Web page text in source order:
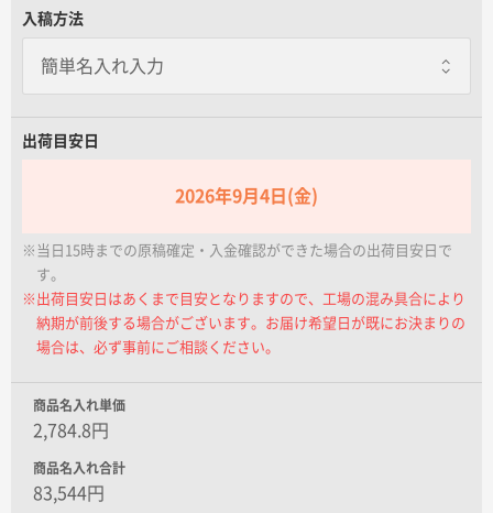
包装紙で包んだ後に外のしをします
入稿方法
出荷目安日
2026年9月4日(金)
※当日15時までの原稿確定・入金確認ができた場合の出荷目安日で
す。
※出荷目安日はあくまで目安となりますので、工場の混み具合により
納期が前後する場合がございます。お届け希望日が既にお決まりの
場合は、必ず事前にご相談ください。
商品名入れ単価
2,784.8円
商品名入れ合計
83,544円